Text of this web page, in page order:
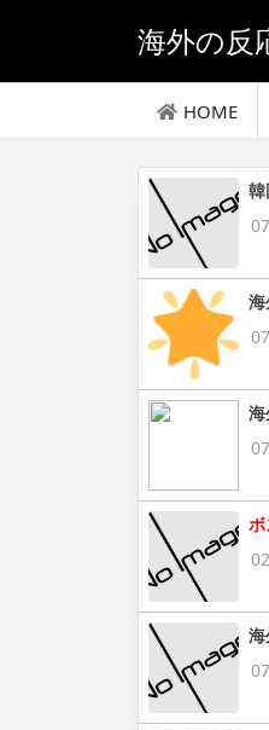
海外の反
HOME
韓
海